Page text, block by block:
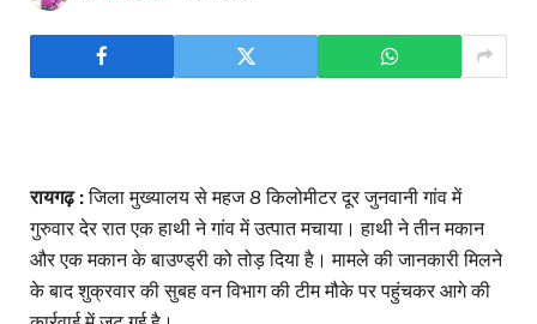
रायगढ़ :जिला मुख्यालय से महज 8 किलोमीटर दूर जुनवानी गांव में
गुरुवार देर रात एक हाथी ने गांव में उत्पात मचाया। हाथी ने तीन मकान
और एक मकान के बाउण्ड्री को तोड़ दिया है। मामले की जानकारी मिलने
के बाद शुक्रवार की सुबह वन विभाग की टीम मौके पर पहुंचकर आगे की